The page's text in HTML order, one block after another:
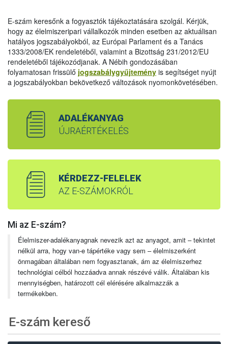
E-szám keresőnk a fogyasztók tájékoztatására szolgál. Kérjük,
hogy az élelmiszeripari vállalkozók minden esetben az aktuálisan
hatályos jogszabályokból, az Európai Parlament és a Tanács
1333/2008/EK rendeletéből, valamint a Bizottság 231/2012/EU
rendeletéből tájékozódjanak. A Nébih gondozásában
folyamatosan frissülő jogszabálygyűjtemény is segítséget nyújt
a jogszabályokban bekövetkező változások nyomonkövetésében.
ADALÉKANYAG
ÚJRAÉRTÉKELÉS
KÉRDEZZ-FELELEK
AZ E-SZÁMOKRÓL
Mi az E-szám?
Élelmiszer-adalékanyagnak nevezik azt az anyagot, amit – tekintet
nélkül arra, hogy van-e tápértéke vagy sem – élelmiszerként
önmagában általában nem fogyasztanak, ám az élelmiszerhez
technológiai célból hozzáadva annak részévé válik. Általában kis
mennyiségben, határozott cél elérésére alkalmazzák a
termékekben.
E-szám kereső